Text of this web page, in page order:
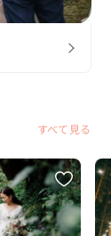
すべて見る